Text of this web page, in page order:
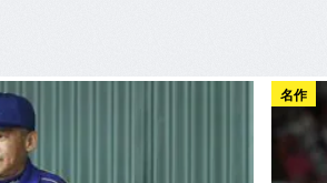
名作